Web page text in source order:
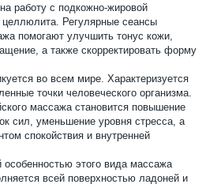
работу с подкожно-жировой
целлюлита. Регулярные сеансы
помогают улучшить тонус кожи,
а также скорректировать форму
во всем мире. Характеризуется
точки человеческого организма.
массажа становится повышение
сил, уменьшение уровня стресса, а
спокойствия и внутренней
особенностью этого вида массажа
всей поверхностью ладоней и